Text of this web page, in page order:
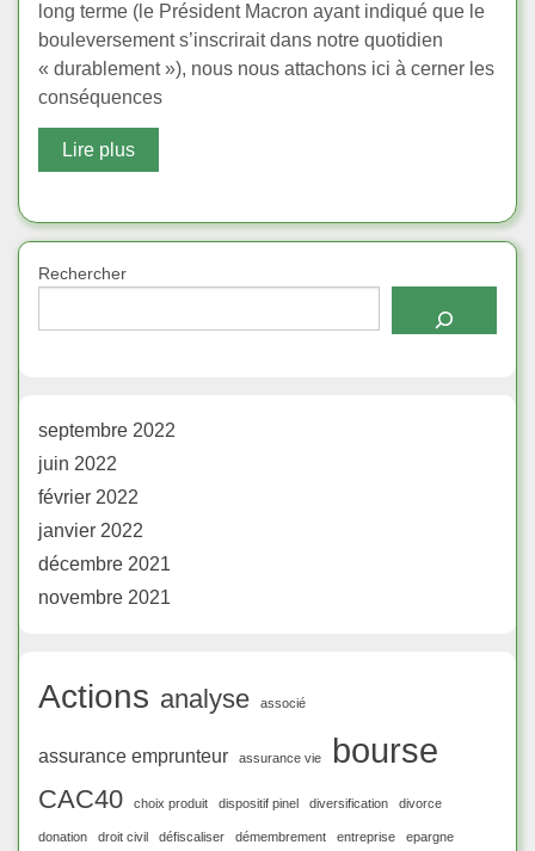
long terme (le Président Macron ayant indiqué que le
bouleversement s’inscrirait dans notre quotidien
« durablement »), nous nous attachons ici à cerner les
conséquences
Lire plus
Rechercher
septembre 2022
juin 2022
février 2022
janvier 2022
décembre 2021
novembre 2021
Actions analyse associé
assurance emprunteur assurance vie bourse
CAC40 choix produit dispositif pinel diversification divorce
donation droit civil défiscaliser démembrement entreprise epargne